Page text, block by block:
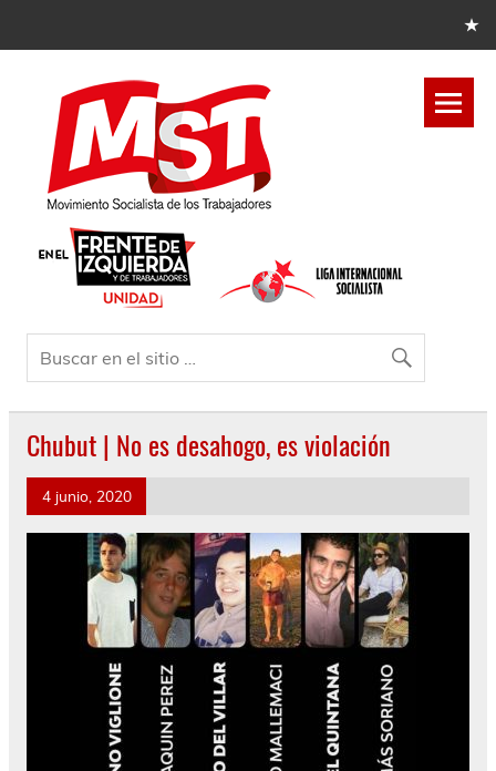
Chubut | No es desahogo, es violación
4 junio, 2020